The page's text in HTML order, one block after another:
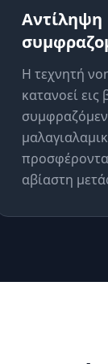
Αντίληψη
Η τεχνητή
κατανοεί εις
αβίαστη